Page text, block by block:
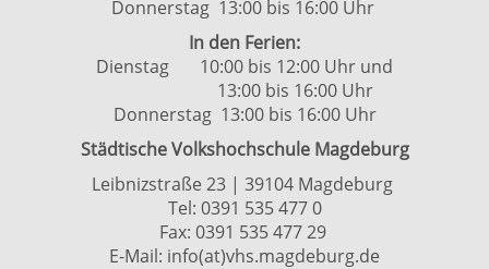
Donnerstag 13:00 bis 16:00 Uhr
In den Ferien:
Dienstag 10:00 bis 12:00 Uhr und
13:00 bis 16:00 Uhr
Donnerstag 13:00 bis 16:00 Uhr
Städtische Volkshochschule Magdeburg
Leibnizstraße 23 | 39104 Magdeburg
Tel: 0391 535 477 0
Fax: 0391 535 477 29
E-Mail: info(at)vhs.magdeburg.de